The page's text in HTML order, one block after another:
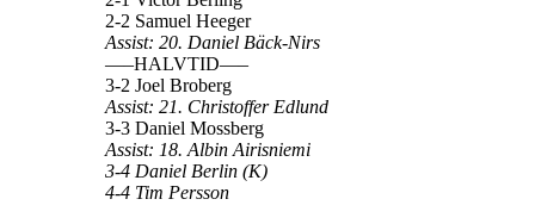
2-2 Samuel Heeger
Assist: 20. Daniel Bäck-Nirs
—–HALVTID—–
3-2 Joel Broberg
Assist: 21. Christoffer Edlund
3-3 Daniel Mossberg
Assist: 18. Albin Airisniemi
3-4 Daniel Berlin (K)
4-4 Tim Persson